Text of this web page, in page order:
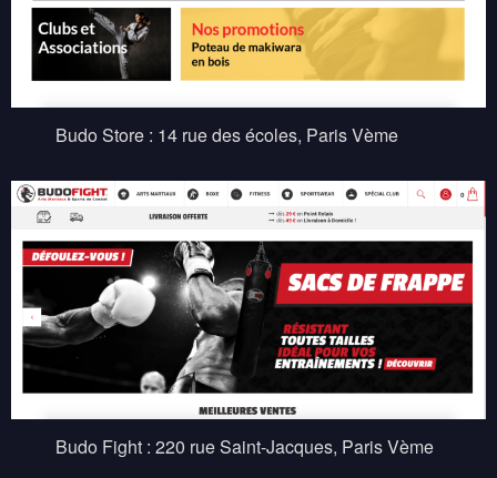
Budo Store : 14 rue des écoles, Paris Vème
Budo Fight : 220 rue Saint-Jacques, Paris Vème